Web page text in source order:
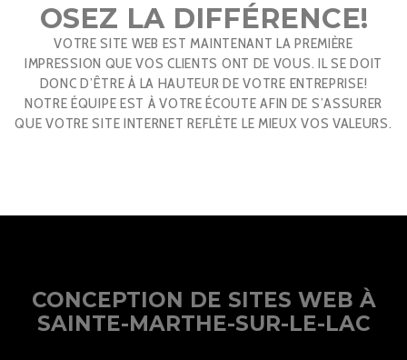
OSEZ LA DIFFÉRENCE!
VOTRE SITE WEB EST MAINTENANT LA PREMIÈRE
IMPRESSION QUE VOS CLIENTS ONT DE VOUS. IL SE DOIT
DONC D’ÊTRE À LA HAUTEUR DE VOTRE ENTREPRISE!
NOTRE ÉQUIPE EST À VOTRE ÉCOUTE AFIN DE S’ASSURER
QUE VOTRE SITE INTERNET REFLÈTE LE MIEUX VOS VALEURS.
CONCEPTION DE SITES WEB À
SAINTE-MARTHE-SUR-LE-LAC